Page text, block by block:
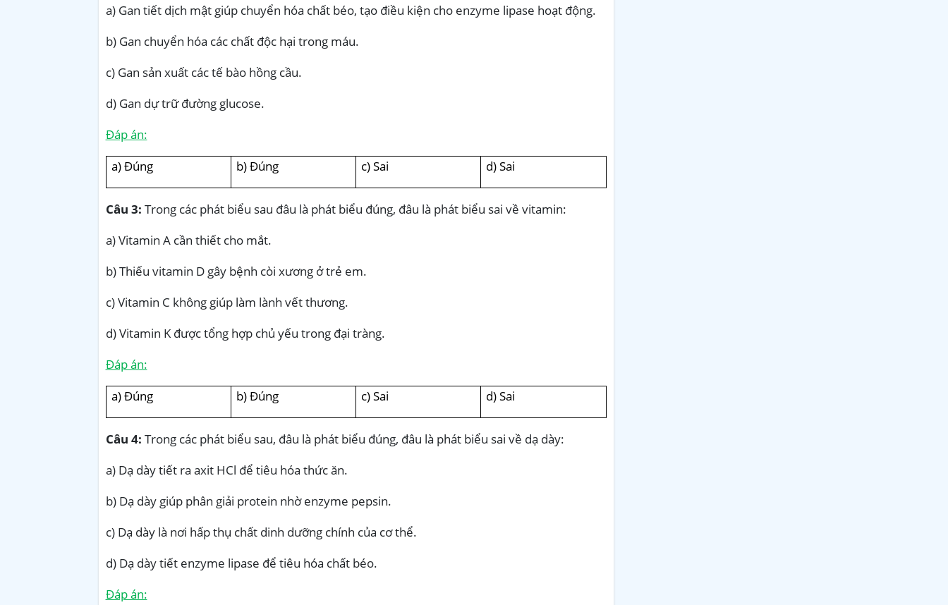
a) Gan tiết dịch mật giúp chuyển hóa chất béo, tạo điều kiện cho enzyme lipase hoạt động.
b) Gan chuyển hóa các chất độc hại trong máu.
c) Gan sản xuất các tế bào hồng cầu.
d) Gan dự trữ đường glucose.
Đáp án:
a) Đúng
b) Đúng c) Sai d) Sai
Câu 3: Trong các phát biểu sau đâu là phát biểu đúng, đâu là phát biểu sai về vitamin:
a) Vitamin A cần thiết cho mắt.
b) Thiếu vitamin D gây bệnh còi xương ở trẻ em.
c) Vitamin C không giúp làm lành vết thương.
d) Vitamin K được tổng hợp chủ yếu trong đại tràng.
Đáp án:
a) Đúng
b) Đúng c) Sai d) Sai
Câu 4: Trong các phát biểu sau, đâu là phát biểu đúng, đâu là phát biểu sai về dạ dày:
a) Dạ dày tiết ra axit HCl để tiêu hóa thức ăn.
b) Dạ dày giúp phân giải protein nhờ enzyme pepsin.
c) Dạ dày là nơi hấp thụ chất dinh dưỡng chính của cơ thể.
d) Dạ dày tiết enzyme lipase để tiêu hóa chất béo.
Đáp án: